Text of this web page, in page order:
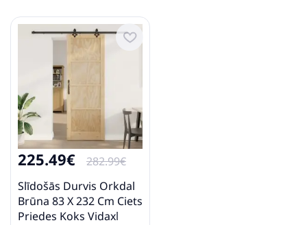
225.49€
282.99€
Slīdošās Durvis Orkdal
Brūna 83 X 232 Cm Ciets
Priedes Koks Vidaxl